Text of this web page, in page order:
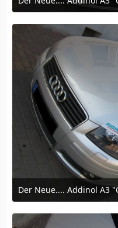
12. März 2016
Der Neue.... Addinol A3
12. März 2016